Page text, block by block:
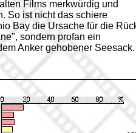
Films merkwürdig und
So ist nicht das schiere
Bay die Ursache für die
sondern profan ein
Anker gehobener Seesack.